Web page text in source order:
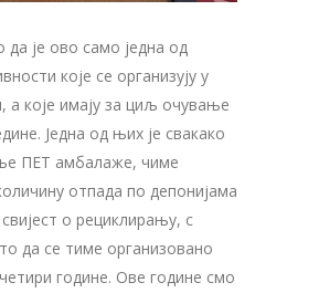
да је ово само једна од
које се организују у
а које имају за циљ очување
Једна од њих је свакако
ПЕТ амбалаже, чиме
отпада по депонијама
о рециклирању, с
да се тиме организовано
године. Ове године смо